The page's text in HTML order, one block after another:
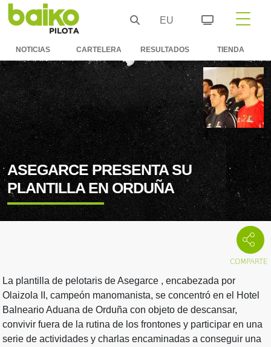
EU
NOTICIAS CARTELERA RESULTADOS TIENDA
ASEGARCE PRESENTA SU
PLANTILLA EN ORDUÑA
La plantilla de pelotaris de Asegarce , encabezada por
Olaizola II, campeón manomanista, se concentró en el Hotel
Balneario Aduana de Orduña con objeto de descansar,
convivir fuera de la rutina de los frontones y participar en una
serie de actividades y charlas encaminadas a conseguir una